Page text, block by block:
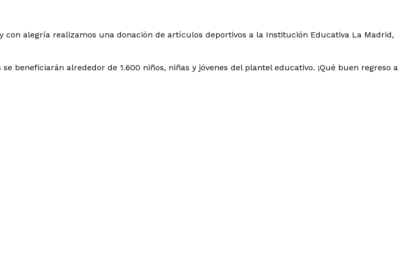
con alegría realizamos una donación de artículos deportivos a la Institución Educativa La Madrid,
beneficiarán alrededor de 1.600 niños, niñas y jóvenes del plantel educativo. ¡Qué buen regreso a